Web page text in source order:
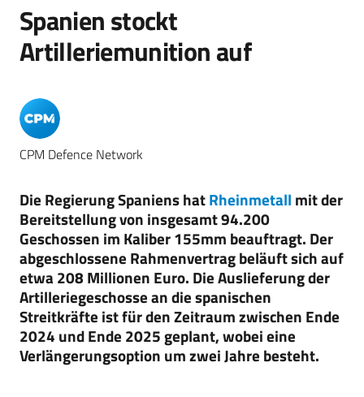
Spanien stockt
Artilleriemunition auf
CPM Defence Network
Die Regierung Spaniens hatRheinmetall mit der
Bereitstellung von insgesamt 94.200
Geschossen im Kaliber 155mm beauftragt. Der
abgeschlossene Rahmenvertrag beläuft sich auf
etwa 208 Millionen Euro. Die Auslieferung der
Artilleriegeschosse an die spanischen
Streitkräfte ist für den Zeitraum zwischen Ende
2024 und Ende 2025 geplant, wobei eine
Verlängerungsoption um zwei Jahre besteht.